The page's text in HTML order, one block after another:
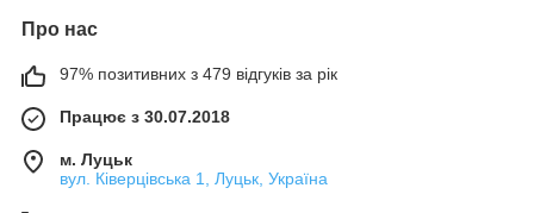
Про нас
97% позитивних з 479 відгуків за рік
Працює з 30.07.2018
м. Луцьк
вул. Ківерцівська 1, Луцьк, Україна